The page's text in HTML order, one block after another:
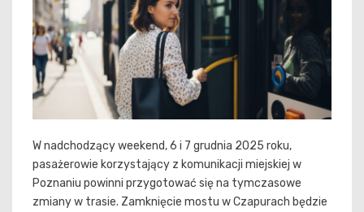
W nadchodzący weekend, 6 i 7 grudnia 2025 roku,
pasażerowie korzystający z komunikacji miejskiej w
Poznaniu powinni przygotować się na tymczasowe
zmiany w trasie. Zamknięcie mostu w Czapurach będzie